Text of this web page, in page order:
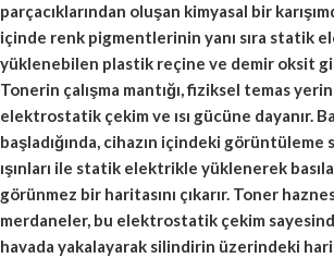
parçacıklarından oluşan kimyasal bir
içinde renk pigmentlerinin yanı sıra statik
yüklenebilen plastik reçine ve demir oksit
Tonerin çalışma mantığı, fiziksel temas
elektrostatik çekim ve ısı gücüne dayanır.
başladığında, cihazın içindeki
ışınları ile statik elektrikle yüklenerek
görünmez bir haritasını çıkarır. Toner
merdaneler, bu elektrostatik çekim
havada yakalayarak silindirin üzerindeki